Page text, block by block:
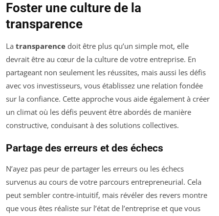
Foster une culture de la
transparence
La transparence doit être plus qu’un simple mot, elle
devrait être au cœur de la culture de votre entreprise. En
partageant non seulement les réussites, mais aussi les défis
avec vos investisseurs, vous établissez une relation fondée
sur la confiance. Cette approche vous aide également à créer
un climat où les défis peuvent être abordés de manière
constructive, conduisant à des solutions collectives.
Partage des erreurs et des échecs
N’ayez pas peur de partager les erreurs ou les échecs
survenus au cours de votre parcours entrepreneurial. Cela
peut sembler contre-intuitif, mais révéler des revers montre
que vous êtes réaliste sur l’état de l’entreprise et que vous